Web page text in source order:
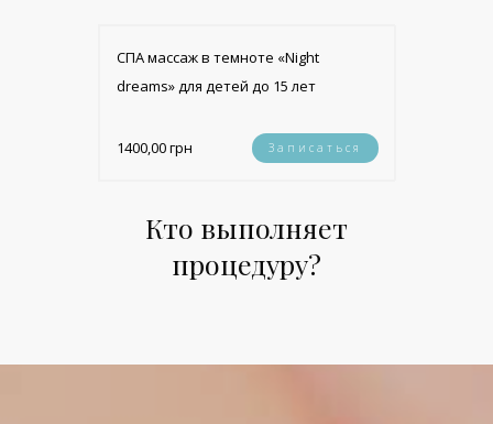
СПА массаж в темноте «Night
dreams» для детей до 15 лет
1400,00 грн Записаться
Кто выполняет
процедуру?